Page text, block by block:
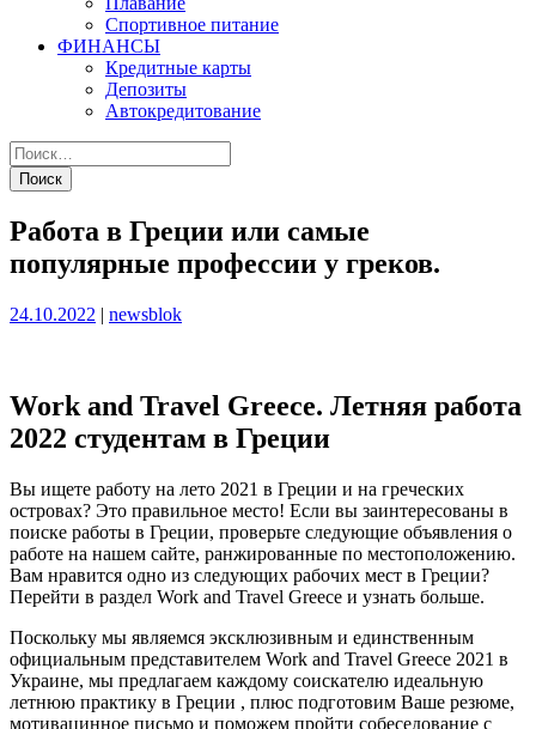
Спортивное питание
ФИНАНСЫ
Кредитные карты
Депозиты
Автокредитование
Работа в Греции или самые
популярные профессии у греков.
Опубликовано
24.10.2022 | Опубликовано
newsblok
Work and Travel Greece. Летняя работа
2022 студентам в Греции
Вы ищете работу на лето 2021 в Греции и на греческих
островах? Это правильное место! Если вы заинтересованы в
поиске работы в Греции, проверьте следующие объявления о
работе на нашем сайте, ранжированные по местоположению.
Вам нравится одно из следующих рабочих мест в Греции?
Перейти в раздел Work and Travel Greece и узнать больше.
Поскольку мы являемся эксклюзивным и единственным
официальным представителем Work and Travel Greece 2021 в
Украине, мы предлагаем каждому соискателю идеальную
летнюю практику в Греции , плюс подготовим Ваше резюме,
мотивацинное письмо и поможем пройти собеседование с